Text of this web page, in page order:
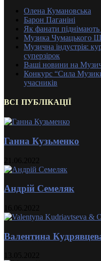
Олена Кумановська
Барон Паганіні
Як фанати
Музика Чумацького
Музична індустрія:
суперзірок
Ваші новини на
Конкурс “Сила
учасників
ВСІ ПУБЛІКАЦІЇ
Ганна Кузьменко
Андрій Семеляк
Валентина